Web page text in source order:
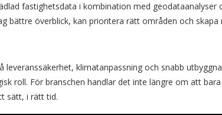
fastighetsdata i kombination med geodataanalyser
bättre överblick, kan prioritera rätt områden och
leveranssäkerhet, klimatanpassning och snabb
roll. För branschen handlar det inte längre om att
sätt, i rätt tid.